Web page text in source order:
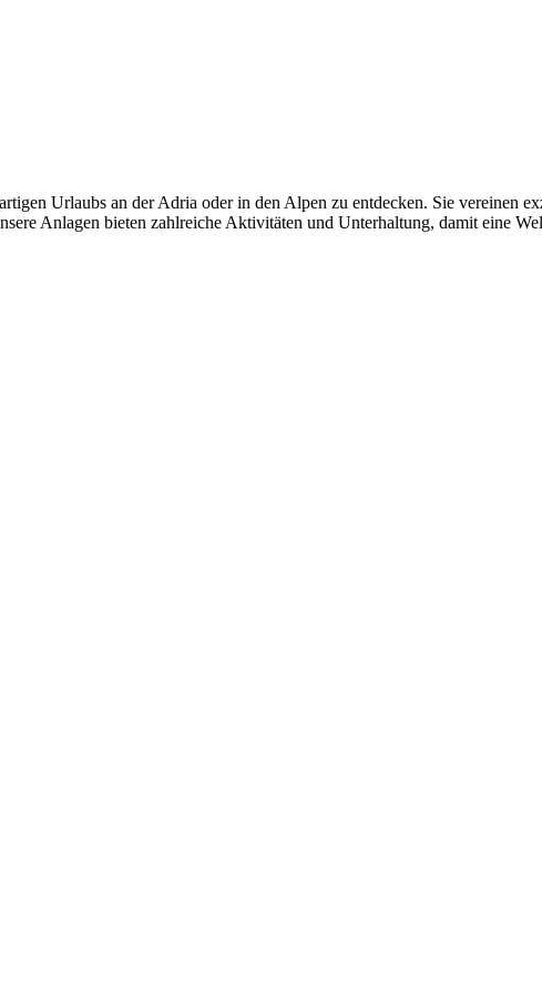
Urlaubs an der Adria oder in den Alpen zu entdecken. Sie vereinen
Anlagen bieten zahlreiche Aktivitäten und Unterhaltung, damit eine